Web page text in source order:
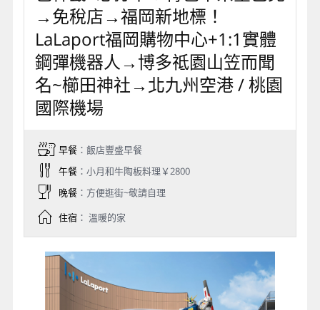
→免稅店→福岡新地標！
LaLaport福岡購物中心+1:1實體
鋼彈機器人→博多祗園山笠而聞
名~櫛田神社→北九州空港 / 桃園
國際機場
早餐：飯店豐盛早餐
午餐：小月和牛陶板料理￥2800
晚餐：方便逛街~敬請自理
住宿： 溫暖的家